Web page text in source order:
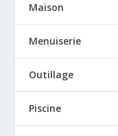
Maison
Menuiserie
Outillage
Piscine